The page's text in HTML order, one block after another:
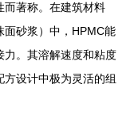
而著称。在建筑材料
面砂浆）中，HPMC能
力。其溶解速度和粘度
设计中极为灵活的组